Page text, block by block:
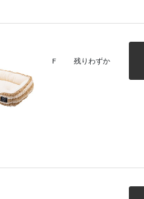
F 残りわずか